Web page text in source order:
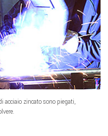
acciaio zincato sono piegati,